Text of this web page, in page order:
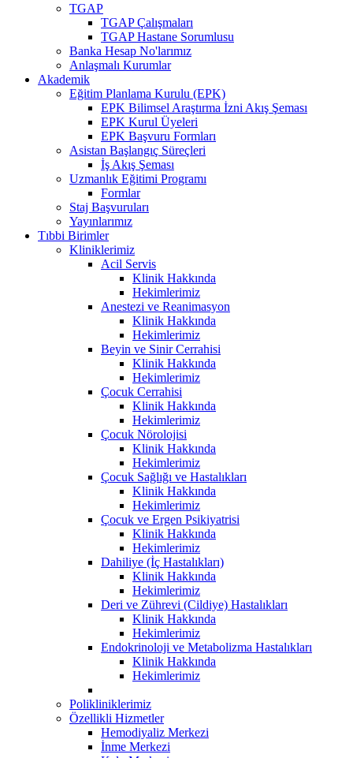
TGAP
TGAP Çalışmaları
TGAP Hastane Sorumlusu
Banka Hesap No'larımız
Anlaşmalı Kurumlar
Akademik
Eğitim Planlama Kurulu (EPK)
EPK Bilimsel Araştırma İzni Akış Şeması
EPK Kurul Üyeleri
EPK Başvuru Formları
Asistan Başlangıç Süreçleri
İş Akış Şeması
Uzmanlık Eğitimi Programı
Formlar
Staj Başvuruları
Yayınlarımız
Tıbbi Birimler
Kliniklerimiz
Acil Servis
Klinik Hakkında
Hekimlerimiz
Anestezi ve Reanimasyon
Klinik Hakkında
Hekimlerimiz
Beyin ve Sinir Cerrahisi
Klinik Hakkında
Hekimlerimiz
Çocuk Cerrahisi
Klinik Hakkında
Hekimlerimiz
Çocuk Nörolojisi
Klinik Hakkında
Hekimlerimiz
Çocuk Sağlığı ve Hastalıkları
Klinik Hakkında
Hekimlerimiz
Çocuk ve Ergen Psikiyatrisi
Klinik Hakkında
Hekimlerimiz
Dahiliye (İç Hastalıkları)
Klinik Hakkında
Hekimlerimiz
Deri ve Zührevi (Cildiye) Hastalıkları
Klinik Hakkında
Hekimlerimiz
Endokrinoloji ve Metabolizma Hastalıkları
Klinik Hakkında
Hekimlerimiz
Polikliniklerimiz
Özellikli Hizmetler
Hemodiyaliz Merkezi
İnme Merkezi